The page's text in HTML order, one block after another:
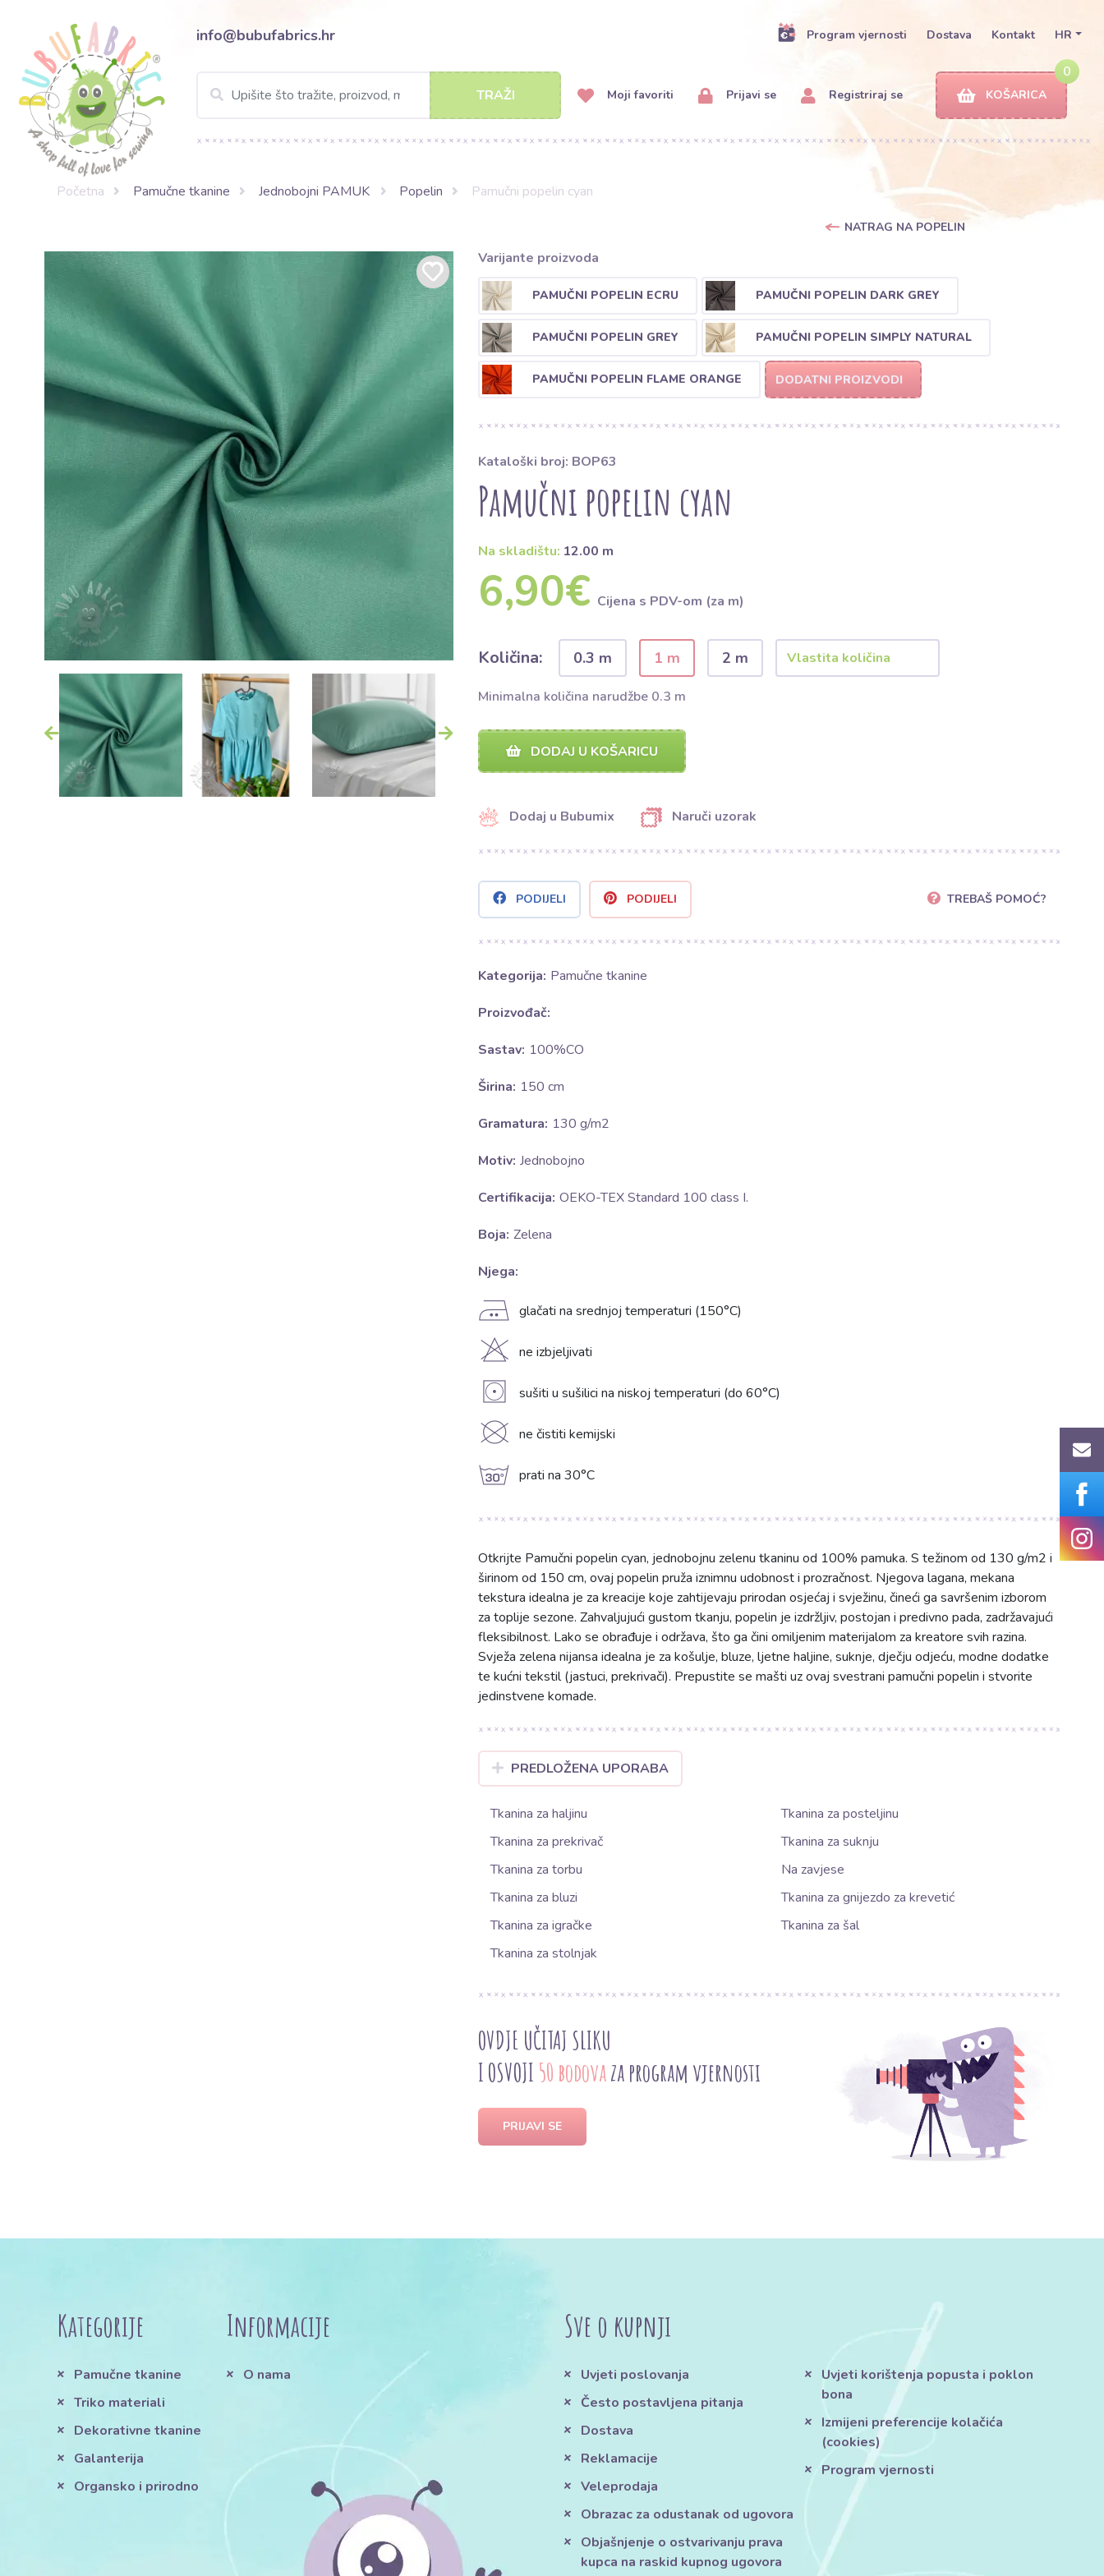
info@bubufabrics.hr Program vjernosti Dostava Kontakt HR
TRAŽI Moji favoriti Prijavi se Registriraj se
0
KOŠARICA
Početna Pamučne tkanine Jednobojni PAMUK Popelin Pamučni popelin cyan
NATRAG NA POPELIN
Varijante proizvoda
PAMUČNI POPELIN ECRU PAMUČNI POPELIN DARK GREY
PAMUČNI POPELIN GREY PAMUČNI POPELIN SIMPLY NATURAL
PAMUČNI POPELIN FLAME ORANGE DODATNI PROIZVODI
Kataloški broj: BOP63
Pamučni popelin cyan
Na skladištu: 12.00 m
6,90€ Cijena s PDV-om (za m)
Količina: 0.3 m 1 m 2 m
Minimalna količina narudžbe 0.3 m
DODAJ U KOŠARICU
Dodaj u Bubumix Naruči uzorak
PODIJELI PODIJELI TREBAŠ POMOĆ?
Kategorija: Pamučne tkanine
Proizvođač:
Sastav: 100%CO
Širina: 150 cm
Gramatura: 130 g/m2
Motiv: Jednobojno
Certifikacija: OEKO-TEX Standard 100 class I.
Boja: Zelena
Njega:
E glačati na srednjoj temperaturi (150°C)
H ne izbjeljivati
V sušiti u sušilici na niskoj temperaturi (do 60°C)
K ne čistiti kemijski
g prati na 30°C
Otkrijte Pamučni popelin cyan, jednobojnu zelenu tkaninu od 100% pamuka. S težinom od 130 g/m2 i
širinom od 150 cm, ovaj popelin pruža iznimnu udobnost i prozračnost. Njegova lagana, mekana
tekstura idealna je za kreacije koje zahtijevaju prirodan osjećaj i svježinu, čineći ga savršenim izborom
za toplije sezone. Zahvaljujući gustom tkanju, popelin je izdržljiv, postojan i predivno pada, zadržavajući
fleksibilnost. Lako se obrađuje i održava, što ga čini omiljenim materijalom za kreatore svih razina.
Svježa zelena nijansa idealna je za košulje, bluze, ljetne haljine, suknje, dječju odjeću, modne dodatke
te kućni tekstil (jastuci, prekrivači). Prepustite se mašti uz ovaj svestrani pamučni popelin i stvorite
jedinstvene komade.
PREDLOŽENA UPORABA
Tkanina za haljinu
Tkanina za posteljinu
Tkanina za prekrivač
Tkanina za suknju
Tkanina za torbu
Na zavjese
Tkanina za bluzi
Tkanina za gnijezdo za krevetić
Tkanina za igračke
Tkanina za šal
Tkanina za stolnjak
OVDJE UČITAJ SLIKU
I OSVOJI 50 bodovaza program vjernosti
PRIJAVI SE
Kategorije
Pamučne tkanine
Triko materiali
Dekorativne tkanine
Galanterija
Organsko i prirodno
Informacije
O nama
Sve o kupnji
Uvjeti poslovanja
Često postavljena pitanja
Dostava
Reklamacije
Veleprodaja
Obrazac za odustanak od ugovora
Objašnjenje o ostvarivanju prava
kupca na raskid kupnog ugovora
Uvjeti korištenja popusta i poklon
bona
Izmijeni preferencije kolačića
(cookies)
Program vjernosti